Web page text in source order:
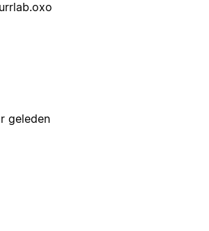
geleden